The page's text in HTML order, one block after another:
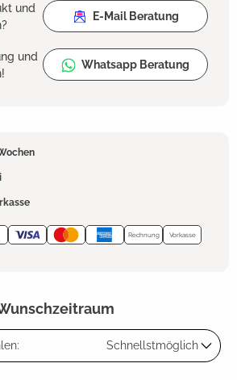
und
E-Mail Beratung
und
Whatsapp Beratung
Rechnung Vorkasse
Schnellstmöglich